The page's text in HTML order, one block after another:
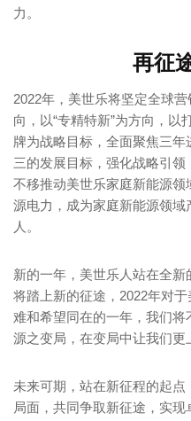
力。
再征途
2022年，美世乐将坚定全球
向，以“专精特新”为方向，以
牌为战略目标，全面聚焦三
三的发展目标，强化战略引
不移推动美世乐家庭新能源
源电力，成为家庭新能源领
人。
新的一年，美世乐人站在全
将踏上新的征途，2022年对
难和希望同在的一年，我们
源之变局，在变局中让我们更
未来可期，站在新征程的起
局面，共同争取新征途，实